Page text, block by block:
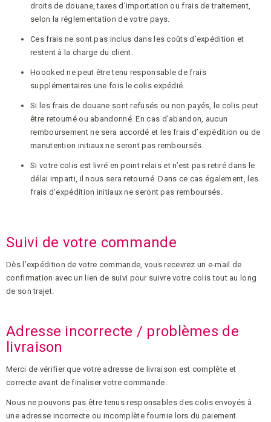
droits de douane, taxes d’importation ou frais de traitement,
selon la réglementation de votre pays.
Ces frais ne sont pas inclus dans les coûts d’expédition et
restent à la charge du client.
Hoooked ne peut être tenu responsable de frais
supplémentaires une fois le colis expédié.
Si les frais de douane sont refusés ou non payés, le colis peut
être retourné ou abandonné. En cas d’abandon, aucun
remboursement ne sera accordé et les frais d’expédition ou de
manutention initiaux ne seront pas remboursés.
Si votre colis est livré en point relais et n’est pas retiré dans le
délai imparti, il nous sera retourné. Dans ce cas également, les
frais d’expédition initiaux ne seront pas remboursés.
Suivi de votre commande
Dès l’expédition de votre commande, vous recevrez un e-mail de
confirmation avec un lien de suivi pour suivre votre colis tout au long
de son trajet.
Adresse incorrecte / problèmes de
livraison
Merci de vérifier que votre adresse de livraison est complète et
correcte avant de finaliser votre commande.
Nous ne pouvons pas être tenus responsables des colis envoyés à
une adresse incorrecte ou incomplète fournie lors du paiement.